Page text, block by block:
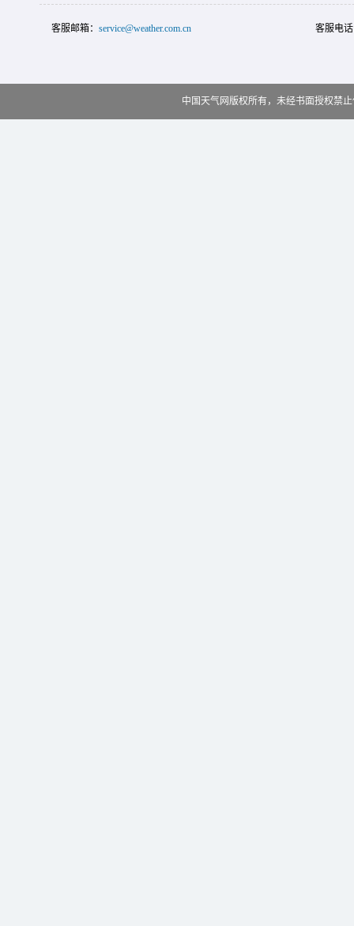
客服邮箱： service@weather.com.cn 客服电
中国天气网版权所有，未经书面授权